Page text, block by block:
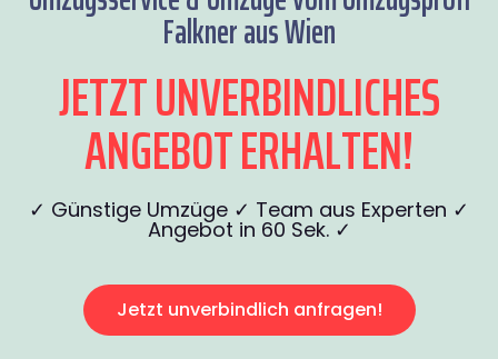
Falkner aus Wien
JETZT UNVERBINDLICHES
ANGEBOT ERHALTEN!
✓ Günstige Umzüge ✓ Team aus Experten ✓
Angebot in 60 Sek. ✓
Jetzt unverbindlich anfragen!